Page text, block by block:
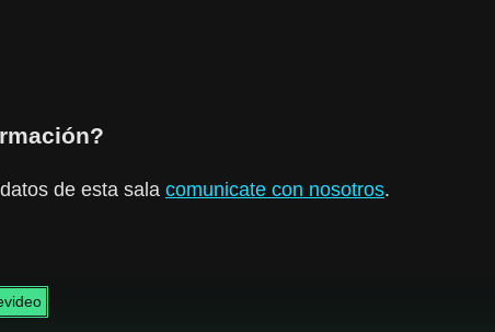
de esta sala comunicate con nosotros.